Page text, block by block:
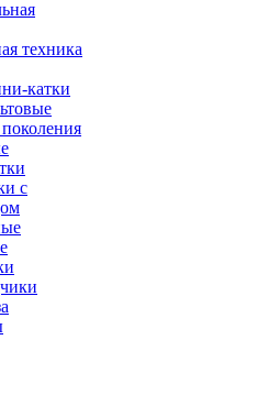
техника
катки
поколения
с